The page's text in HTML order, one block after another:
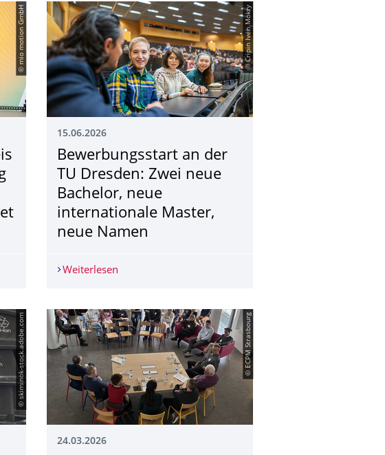
© mio motion GmbH
2026: TUD-Ausgründung Oxaphil als „Newcomer des Jahres“ ausgezeichnet
© Cripin Iven Mokry
15.06.2026
Bewerbungsstart an der
TU Dresden: Zwei neue
Bachelor, neue
internationale Master,
neue Namen
Weiterlesen
© skiminok-stock.adobe.com © ECPM Strasbourg
24.03.2026